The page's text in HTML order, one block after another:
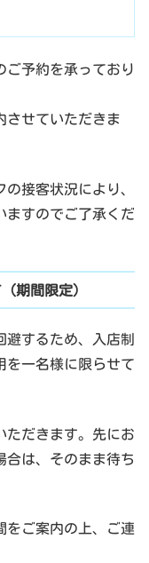
ご予約を承っており
させていただきま
接客状況により、
ますのでご了承くだ
期間限定）
するため、入店制
を一名様に限らせて
ただきます。先にお
合は、そのまま待ち
をご案内の上、ご連